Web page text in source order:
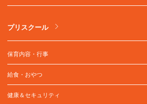
プリスクール
保育内容・行事
給食・おやつ
健康＆セキュリティ